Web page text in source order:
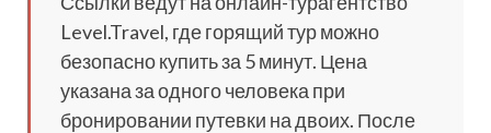
Level.Travel, где горящий тур можно
безопасно купить за 5 минут. Цена
указана за одного человека при
бронировании путевки на двоих. После